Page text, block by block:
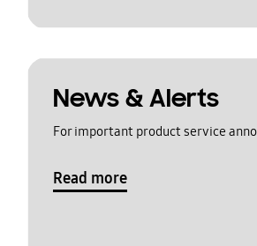
News & Alerts
For important product service
Read more